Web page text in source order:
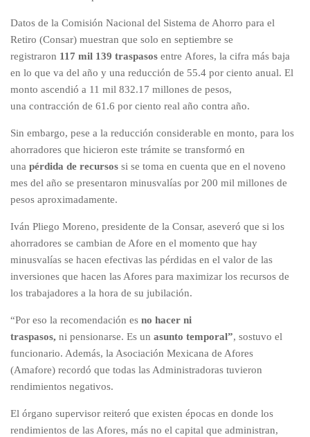
Datos de la Comisión Nacional del Sistema de Ahorro para el
Retiro (Consar) muestran que solo en septiembre se
registraron 117 mil 139 traspasos entre Afores, la cifra más baja
en lo que va del año y una reducción de 55.4 por ciento anual. El
monto ascendió a 11 mil 832.17 millones de pesos,
una contracción de 61.6 por ciento real año contra año.
Sin embargo, pese a la reducción considerable en monto, para los
ahorradores que hicieron este trámite se transformó en
una pérdida de recursos si se toma en cuenta que en el noveno
mes del año se presentaron minusvalías por 200 mil millones de
pesos aproximadamente.
Iván Pliego Moreno, presidente de la Consar, aseveró que si los
ahorradores se cambian de Afore en el momento que hay
minusvalías se hacen efectivas las pérdidas en el valor de las
inversiones que hacen las Afores para maximizar los recursos de
los trabajadores a la hora de su jubilación.
“Por eso la recomendación es no hacer ni
traspasos, ni pensionarse. Es un asunto temporal”, sostuvo el
funcionario. Además, la Asociación Mexicana de Afores
(Amafore) recordó que todas las Administradoras tuvieron
rendimientos negativos.
El órgano supervisor reiteró que existen épocas en donde los
rendimientos de las Afores, más no el capital que administran,